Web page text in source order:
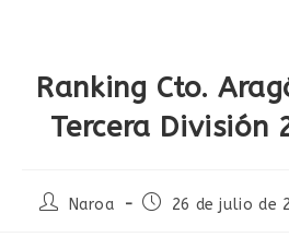
Ranking Cto.
Tercera
AutorNaroa
Publicación
26 de julio de